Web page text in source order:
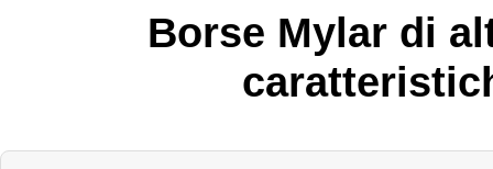
Borse Mylar di